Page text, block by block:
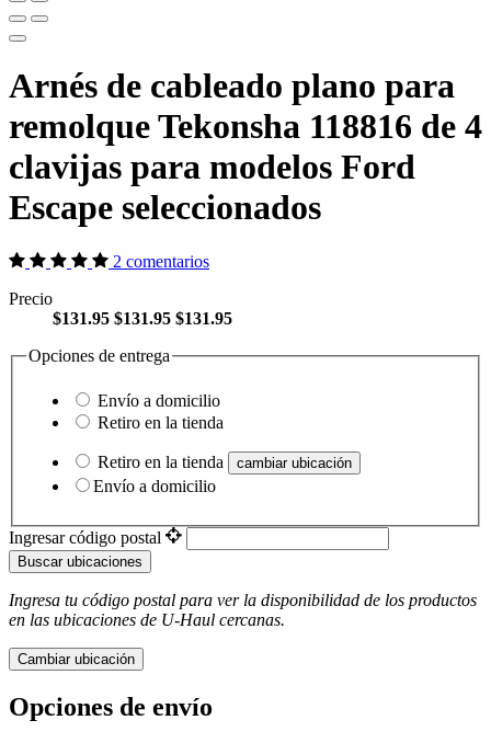
Arnés de cableado plano para
remolque Tekonsha 118816 de 4
clavijas para modelos Ford
Escape seleccionados
2 comentarios
Precio
$131.95 $131.95 $131.95
Opciones de entrega
Envío a domicilio
Retiro en la tienda
Retiro en la tienda cambiar ubicación
Envío a domicilio
Ingresar código postal
Buscar ubicaciones
Ingresa tu código postal para ver la disponibilidad de los productos
en las ubicaciones de U-Haul ​​​​​​​ cercanas.
Cambiar ubicación
Opciones de envío